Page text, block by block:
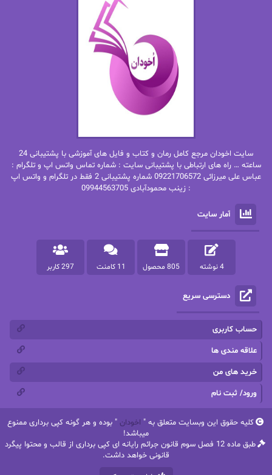
امیر فرهی
باران
بهار سلطانی
بهاره شیرازی
بهاره.م
بیتا فرخی
پاتریشیا ویلسون پرتو فرهمند
پرستو اسحقی
پرستو مهاجر
پرهام رسولی
پروانه قدیمی پروانه محمدی
پریسا شکور(طوفان خاموش)
پنلوپه وارد
تاران
ترنم.25
ثمین سرابی جان فاولز
جرج.آر.آر.مارتین
سایت اخودان مرجع کامل رمان و کتاب و فایل های آموزشی با پشتیبانی 24
ساعته … راه های ارتباطی با پشتیبانی سایت : شماره تماس واتس اپ و تلگرام :
عباس علی میرزائی 09221706572 شماره پشتیبانی 2 فقط در تلگرام و واتس اپ
: زینب محمودآبادی 09944563705
آمار سایت
4 نوشته 805 محصول 11 کامنت 297 کاربر
دسترسی سریع
حساب کاربری
علاقه مندی ها
خرید های من
ورود/ ثبت نام
کلیه حقوق این وبسایت متعلق به " اخودان " بوده و هر گونه کپی برداری ممنوع
میباشد!
طبق ماده 12 فصل سوم قانون جرائم رایانه ای کپی برداری از قالب و محتوا پیگرد
قانونی خواهد داشت.